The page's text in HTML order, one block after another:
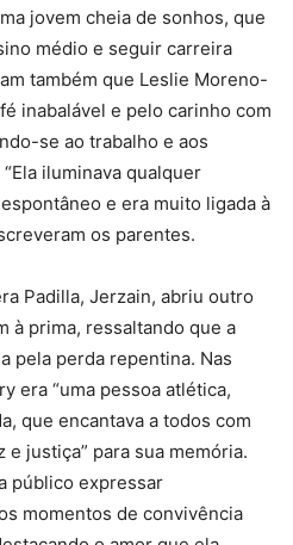
jovem cheia de sonhos, que
médio e seguir carreira
também que Leslie Moreno-
inabalável e pelo carinho com
se ao trabalho e aos
iluminava qualquer
e era muito ligada à
os parentes.
Padilla, Jerzain, abriu outro
à prima, ressaltando que a
pela perda repentina. Nas
era “uma pessoa atlética,
que encantava a todos com
e justiça” para sua memória.
público expressar
momentos de convivência